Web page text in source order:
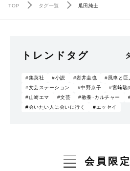
TOP タグ一覧 瓜田純士
トレンドタグ
#集英社 #小説 #岩井圭也 #風車と巨
#文芸ステーション
#中野京子 #宮﨑駿
#山崎エマ
#文芸 #教養･カルチャー
#会いたい人に会いに行く
#エッセイ
会員限